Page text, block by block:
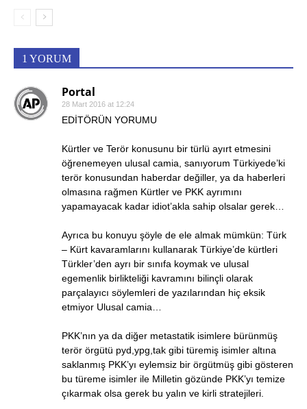
1 YORUM
Portal
28 Mart 2016 at 12:24
EDİTÖRÜN YORUMU
Kürtler ve Terör konusunu bir türlü ayırt etmesini
öğrenemeyen ulusal camia, sanıyorum Türkiyede’ki
terör konusundan haberdar değiller, ya da haberleri
olmasına rağmen Kürtler ve PKK ayrımını
yapamayacak kadar idiot’akla sahip olsalar gerek…
Ayrıca bu konuyu şöyle de ele almak mümkün: Türk
– Kürt kavaramlarını kullanarak Türkiye’de kürtleri
Türkler’den ayrı bir sınıfa koymak ve ulusal
egemenlik birlikteliği kavramını bilinçli olarak
parçalayıcı söylemleri de yazılarından hiç eksik
etmiyor Ulusal camia…
PKK’nın ya da diğer metastatik isimlere bürünmüş
terör örgütü pyd,ypg,tak gibi türemiş isimler altına
saklanmış PKK’yı eylemsiz bir örgütmüş gibi gösteren
bu türeme isimler ile Milletin gözünde PKK’yı temize
çıkarmak olsa gerek bu yalın ve kirli stratejileri.